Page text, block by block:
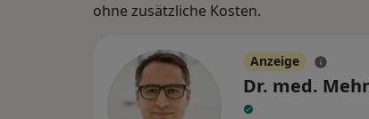
ohne zusätzliche Kosten.
Anzeige
Dr. med.